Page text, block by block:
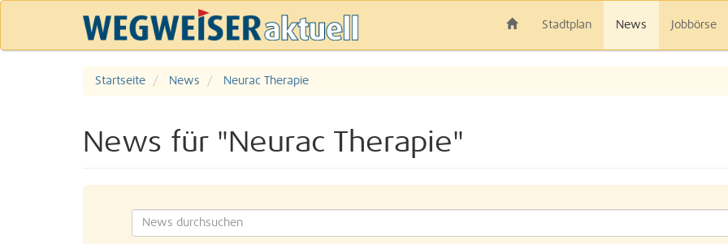
Stadtplan News Jobbörse
Startseite News Neurac Therapie
News für "Neurac Therapie"